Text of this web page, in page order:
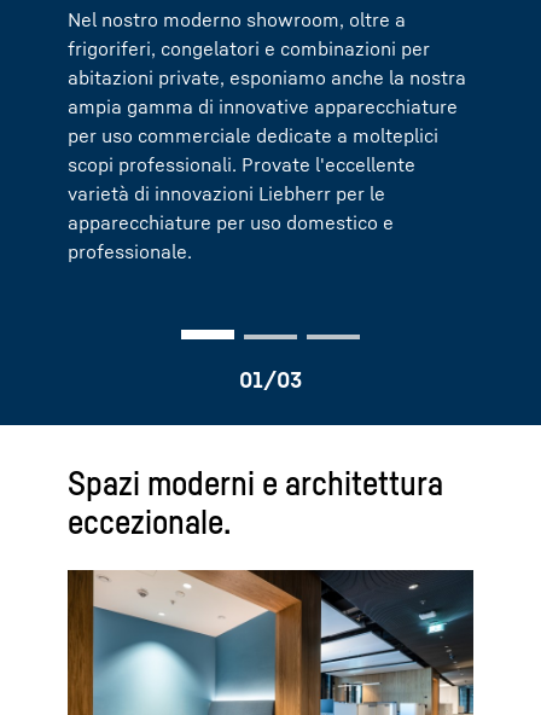
Nel nostro moderno showroom, oltre a
frigoriferi, congelatori e combinazioni per
abitazioni private, esponiamo anche la nostra
ampia gamma di innovative apparecchiature
per uso commerciale dedicate a molteplici
scopi professionali. Provate l'eccellente
varietà di innovazioni Liebherr per le
apparecchiature per uso domestico e
professionale.
include apparecchiature da posizionamento
libero o da incasso, frigoriferi, congelatori o
combinazioni, è a vostra disposizione per
soddisfare ogni esigenza. Vi presentiamo
inoltre le nostre tecnologie come BioFresh o
NoFrost o vi forniamo informazioni sui nostri
temi di design e digitalizzazione.
Quando si tratta di un uso professionale a
lungo termine, le apparecchiature devono
funzionare in modo affidabile in condizioni
estreme per soddisfare le esigenze di
professionisti specializzati. Scoprite maggiori
informazioni sulle apparecchiature per uso
professionale Liebherr per panifici, per la
ricerca e i laboratori, per l'industria delle
bevande e dei gelati o per il settore
Spazi moderni e architettura
eccezionale.